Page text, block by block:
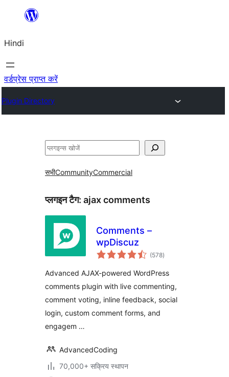
सामग्री
जाएं
Hindi
वर्डप्रेस प्राप्त करें
Plugin Directory
खोजें
सभीCommunityCommercial
प्लगइन टैग: ajax comments
Comments –
wpDiscuz
(578कुल
दर)
Advanced AJAX-powered WordPress
comments plugin with live commenting,
comment voting, inline feedback, social
login, custom comment forms, and
engagem …
AdvancedCoding
70,000+ सक्रिय स्थापन